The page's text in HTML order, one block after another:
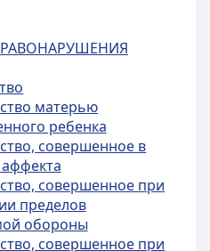
матерью
ребенка
совершенное в
совершенное при
пределов
обороны
совершенное при